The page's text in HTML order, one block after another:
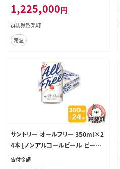
1,225,000円
群馬県邑楽町
常温
サントリー オールフリー 350ml×2
4本 [ノンアルコールビール ビール
缶 群馬県]
寄付金額